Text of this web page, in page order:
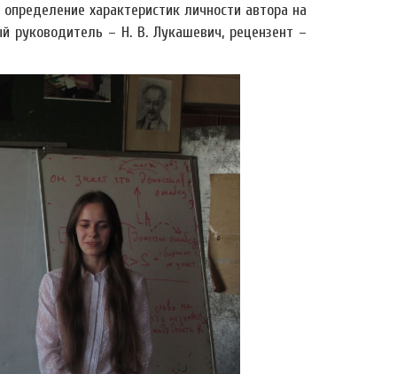
характеристик личности автора на
руководитель – Н. В. Лукашевич, рецензент –